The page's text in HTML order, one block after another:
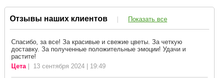
Отзывы наших клиентов | Показать все
Спасибо, за все! За красивые и свежие цветы. За четкую
доставку. За полученные положительные эмоции! Удачи и
растите!
Цета| 13 сентября 2024 | 19:49